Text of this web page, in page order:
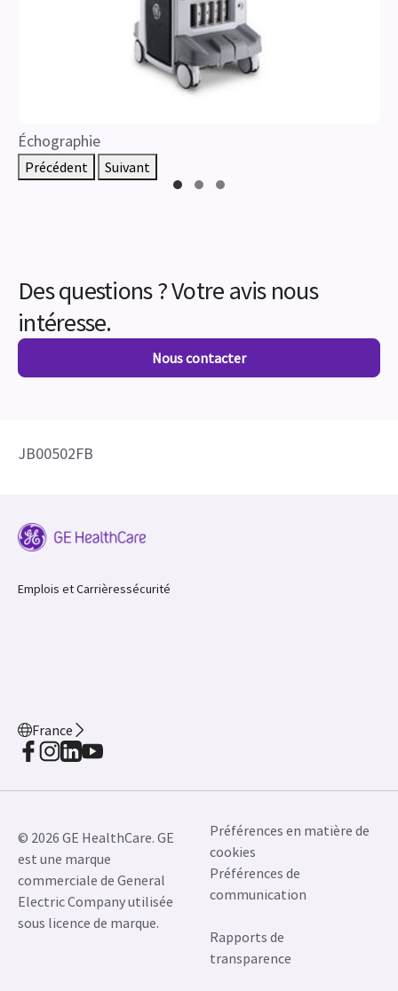
Échographie
Précédent Suivant
Des questions ? Votre avis nous
intéresse.
Nous contacter
JB00502FB
Emplois et Carrièressécurité
France
© 2026 GE HealthCare. GE
est une marque
commerciale de General
Electric Company utilisée
sous licence de marque.
Préférences en matière de
cookies
Préférences de
communication
Rapports de
transparence